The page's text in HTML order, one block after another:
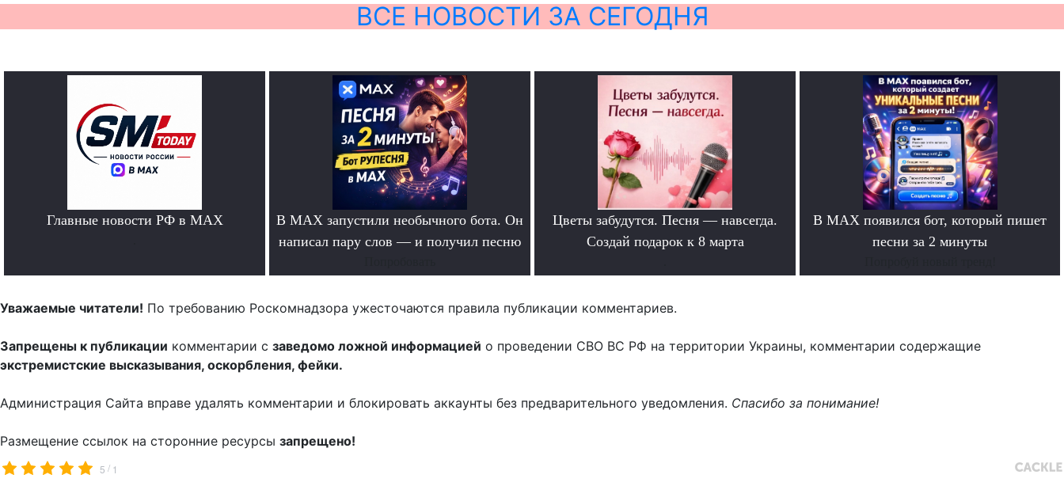
ВСЕ НОВОСТИ ЗА СЕГОДНЯ
Главные новости РФ в MAX
В MAX запустили необычного бота. Он
написал пару слов — и получил песню
Цветы забудутся. Песня — навсегда.
Создай подарок к 8 марта
В MAX появился бот, который пишет
песни за 2 минуты
Уважаемые читатели! По требованию Роскомнадзора ужесточаются правила публикации комментариев.
Запрещены к публикации комментарии с заведомо ложной информацией о проведении СВО ВС РФ на территории Украины, комментарии содержащие
экстремистские высказывания, оскорбления, фейки.
Администрация Сайта вправе удалять комментарии и блокировать аккаунты без предварительного уведомления. Спасибо за понимание!
Размещение ссылок на сторонние ресурсы запрещено!
5 / 1